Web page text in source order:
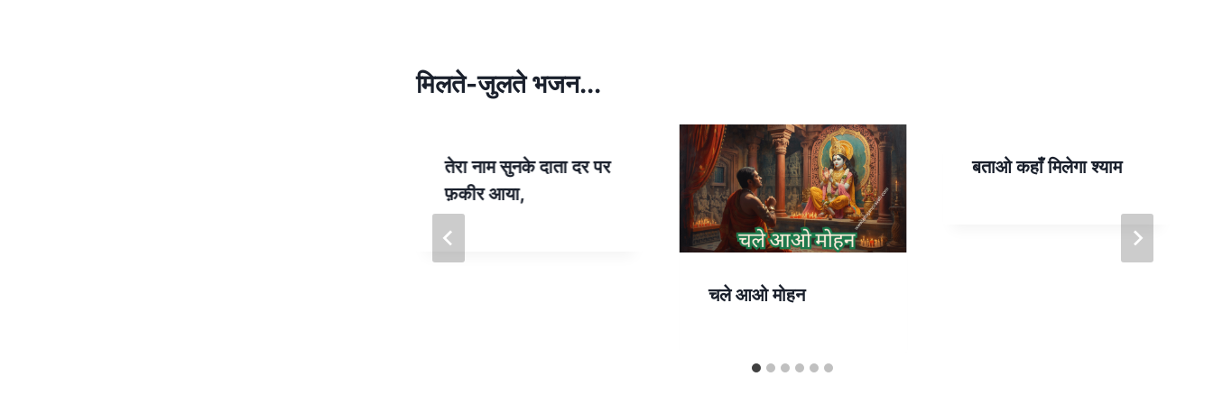
p
मिलते-जुलते भजन...
तेरा नाम सुनके दाता दर पर
फ़कीर आया,
चले आओ मोहन
बताओ कहाँ मिलेगा श्याम